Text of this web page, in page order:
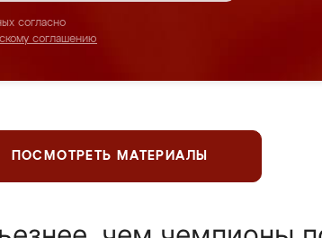
согласно
соглашению
ПОСМОТРЕТЬ МАТЕРИАЛЫ